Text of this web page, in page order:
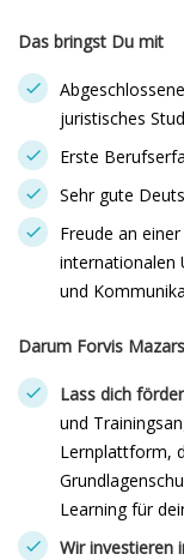
Das bringst Du mit
juristisches
Erste
Sehr gute
Freude an
internationalen
und
Darum Forvis Mazars
Lass dich
und
Lernplattform,
Learning für
Wir investieren